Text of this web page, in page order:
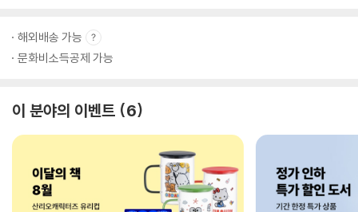
해외배송 가능
문화비소득공제 가능
이 분야의 이벤트 6